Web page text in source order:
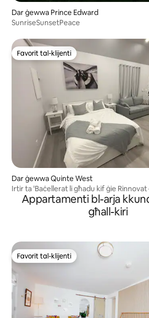
Dar ġewwa Prince Edward
SunriseSunsetPeace
Favorit tal-klijenti
Favorit tal-klijenti
Dar ġewwa Quinte West
Irtir ta 'Baċellerat li għadu kif ġie
Appartamenti bl-arja
għall-kiri
Favorit tal-klijenti
Favorit tal-klijenti